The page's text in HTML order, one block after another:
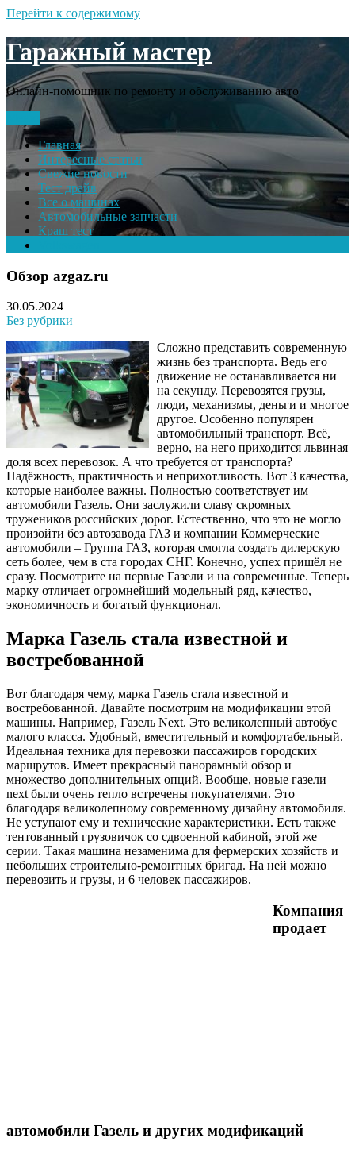
Перейти к содержимому
Гаражный мастер
Онлайн-помощник по ремонту и обслуживанию авто
Главная
Интересные статьи
Свежие новости
Тест драйв
Все о машинах
Автомобильные запчасти
Краш тест
Обзор azgaz.ru
30.05.2024
Без рубрики
Сложно представить современную
жизнь без транспорта. Ведь его
движение не останавливается ни
на секунду. Перевозятся грузы,
люди, механизмы, деньги и многое
другое. Особенно популярен
автомобильный транспорт. Всё,
верно, на него приходится львиная
доля всех перевозок. А что требуется от транспорта?
Надёжность, практичность и неприхотливость. Вот 3 качества,
которые наиболее важны. Полностью соответствует им
автомобили Газель. Они заслужили славу скромных
тружеников российских дорог. Естественно, что это не могло
произойти без автозавода ГАЗ и компании Коммерческие
автомобили – Группа ГАЗ, которая смогла создать дилерскую
сеть более, чем в ста городах СНГ. Конечно, успех пришёл не
сразу. Посмотрите на первые Газели и на современные. Теперь
марку отличает огромнейший модельный ряд, качество,
экономичность и богатый функционал.
Марка Газель стала известной и
востребованной
Вот благодаря чему, марка Газель стала известной и
востребованной. Давайте посмотрим на модификации этой
машины. Например, Газель Next. Это великолепный автобус
малого класса. Удобный, вместительный и комфортабельный.
Идеальная техника для перевозки пассажиров городских
маршрутов. Имеет прекрасный панорамный обзор и
множество дополнительных опций. Вообще, новые газели
next были очень тепло встречены покупателями. Это
благодаря великолепному современному дизайну автомобиля.
Не уступают ему и технические характеристики. Есть также
тентованный грузовичок со сдвоенной кабиной, этой же
серии. Такая машина незаменима для фермерских хозяйств и
небольших строительно-ремонтных бригад. На ней можно
перевозить и грузы, и 6 человек пассажиров.
Компания
продает
автомобили Газель и других модификаций